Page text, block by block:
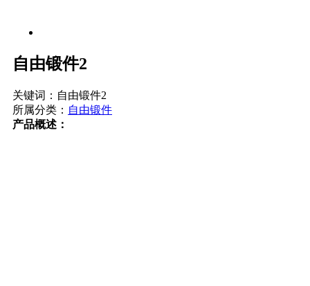
自由锻件2
关键词：自由锻件2
所属分类： 自由锻件
产品概述：